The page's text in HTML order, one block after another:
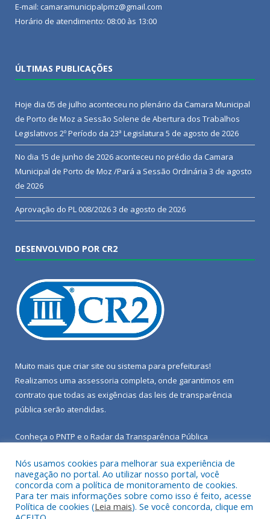
E-mail: camaramunicipalpmz@gmail.com
Horário de atendimento: 08:00 às 13:00
ÚLTIMAS PUBLICAÇÕES
Hoje dia 05 de julho aconteceu no plenário da Camara Municipal
de Porto de Moz a Sessão Solene de Abertura dos Trabalhos
Legislativos 2º Período da 23ª Legislatura 5 de agosto de 2026
No dia 15 de junho de 2026 aconteceu no prédio da Camara
Municipal de Porto de Moz /Pará a Sessão Ordinária 3 de agosto
de 2026
Aprovação do PL 008/20263 de agosto de 2026
DESENVOLVIDO POR CR2
Muito mais que criar site ou sistema para prefeituras!
Realizamos uma assessoria completa, onde garantimos em
contrato que todas as exigências das leis de transparência
pública serão atendidas.
Conheça o PNTP e o Radar da Transparência Pública
Todos os direitos reservados a Câmara Municipal de Porto de
Moz.
Nós usamos cookies para melhorar sua experiência de
navegação no portal. Ao utilizar nosso portal, você
concorda com a política de monitoramento de cookies.
Para ter mais informações sobre como isso é feito, acesse
Política de cookies (Leia mais). Se você concorda, clique em